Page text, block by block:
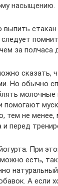
насыщению.
за полчаса
сказать,
Но обычно
молочные
помогают
тем не
перед
При
есть,
А если